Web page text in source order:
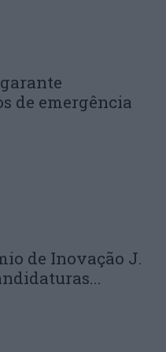
de emergência
de Inovação J.